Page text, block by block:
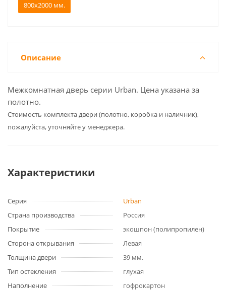
800x2000 мм.
Описание
Межкомнатная дверь серии Urban. Цена указана за
полотно.
Cтоимость комплекта двери (полотно, коробка и наличник),
пожалуйста, уточняйте у менеджера.
Характеристики
Серия
Urban
Страна производства
Россия
Покрытие
экошпон (полипропилен)
Сторона открывания
Левая
Толщина двери
39 мм.
Тип остекления
глухая
Наполнение
гофрокартон